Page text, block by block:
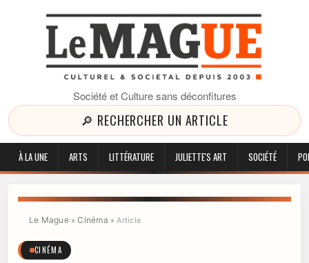
Société et Culture sans déconfitures
🔎 RECHERCHER UN ARTICLE
À LA UNE ARTS LITTÉRATURE JULIETTE'S ART SOCIÉTÉ
Le Mague»Cinéma »Article
CINÉMA